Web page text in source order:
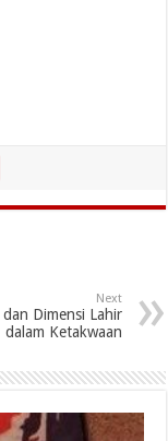
Next
Dimensi Lahir
dalam Ketakwaan